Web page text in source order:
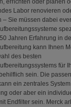
errichten oder planen
Labor renovieren
– Sie müssen dabei
Jahren Erfahrung in
kann Ihnen
des besten
für
sein. Die
ein zentrales
oder aber ein
Endfilter sein. Merck